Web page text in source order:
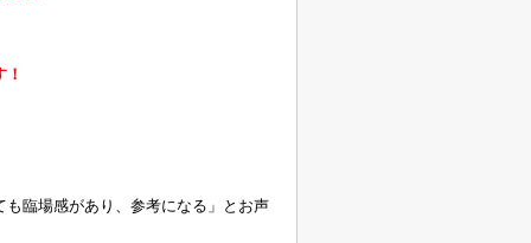
臨場感があり、参考になる」とお声